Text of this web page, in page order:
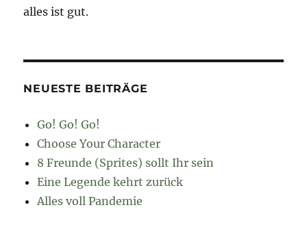
alles ist gut.
NEUESTE BEITRÄGE
Go! Go! Go!
Choose Your Character
8 Freunde (Sprites) sollt Ihr sein
Eine Legende kehrt zurück
Alles voll Pandemie